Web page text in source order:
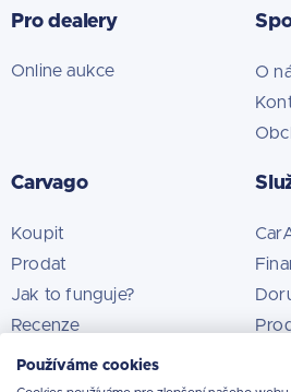
Carvago
Koupit
Prodat
Jak to funguje?
Recenze
Pro dealery
Online aukce
O
Používáme cookies